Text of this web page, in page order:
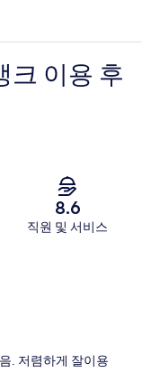
크 이용 후
8.6
직원 및 서비스
. 저렴하게 잘이용